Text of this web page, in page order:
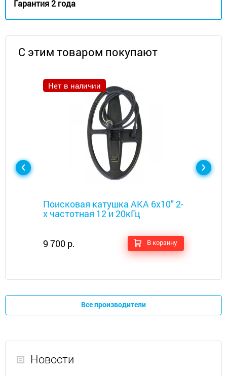
Гарантия 2 года
С этим товаром покупают
Нет в наличии
Поисковая катушка АКА 6х10" 2-
х частотная 12 и 20кГц
9 700 р. В корзину
Все производители
Новости